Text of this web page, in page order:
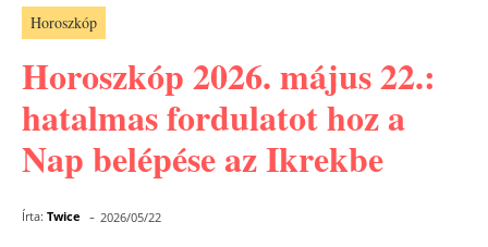
Horoszkóp
Horoszkóp 2026. május 22.:
hatalmas fordulatot hoz a
Nap belépése az Ikrekbe
Írta: Twice - 2026/05/22